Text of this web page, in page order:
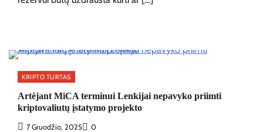
KRIPTO TURTAS
Artėjant MiCA terminui Lenkijai nepavyko priimti
kriptovaliutų įstatymo projekto
7 Gruodžio, 2025 0